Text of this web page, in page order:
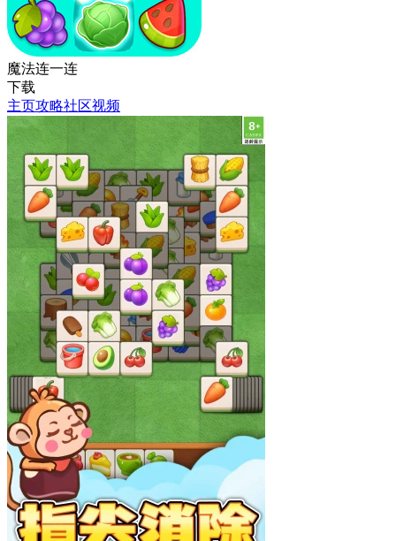
魔法连一连
下载
主页攻略社区视频